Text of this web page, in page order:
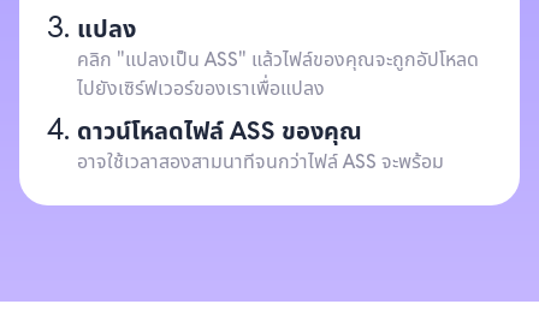
แปลง
คลิก "แปลงเป็น ASS" แล้วไฟล์ของคุณจะถูกอัปโหลด
ไปยังเซิร์ฟเวอร์ของเราเพื่อแปลง
ดาวน์โหลดไฟล์ ASS ของคุณ
อาจใช้เวลาสองสามนาทีจนกว่าไฟล์ ASS จะพร้อม